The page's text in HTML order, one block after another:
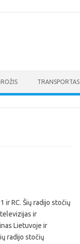
TRANSPORTAS
RC. Šių radijo stočių
ir
Lietuvoje ir
radijo stočių